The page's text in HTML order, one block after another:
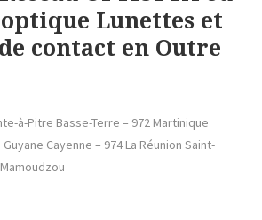
Lunettes et
contact en Outre
à-Pitre Basse-Terre – 972 Martinique
Cayenne – 974 La Réunion Saint-